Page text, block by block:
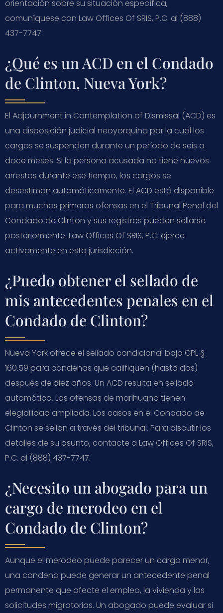
orientación sobre su situación específica,
comuníquese con Law Offices Of SRIS, P.C. al (888)
437-7747.
¿Qué es un ACD en el Condado
de Clinton, Nueva York?
El Adjournment in Contemplation of Dismissal (ACD) es
una disposición judicial neoyorquina por la cual los
cargos se suspenden durante un período de seis a
doce meses. Si la persona acusada no tiene nuevos
arrestos durante ese tiempo, los cargos se
desestiman automáticamente. El ACD está disponible
para muchas primeras ofensas en el Tribunal Penal del
Condado de Clinton y sus registros pueden sellarse
posteriormente. Law Offices Of SRIS, P.C. ejerce
activamente en esta jurisdicción.
¿Puedo obtener el sellado de
mis antecedentes penales en el
Condado de Clinton?
Nueva York ofrece el sellado condicional bajo CPL §
160.59 para condenas que califiquen (hasta dos)
después de diez años. Un ACD resulta en sellado
automático. Las ofensas de marihuana tienen
elegibilidad ampliada. Los casos en el Condado de
Clinton se sellan a través del tribunal. Para discutir los
detalles de su asunto, contacte a Law Offices Of SRIS,
P.C. al (888) 437-7747.
¿Necesito un abogado para un
cargo de merodeo en el
Condado de Clinton?
Aunque el merodeo puede parecer un cargo menor,
una condena puede generar un antecedente penal
permanente que afecte el empleo, la vivienda y las
solicitudes migratorias. Un abogado puede evaluar si